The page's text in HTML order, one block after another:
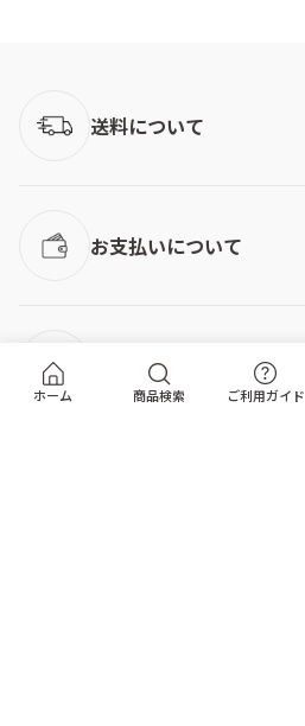
ホーム 商品検索 ご利用ガイド
送料について
お支払いについて
お届けについて